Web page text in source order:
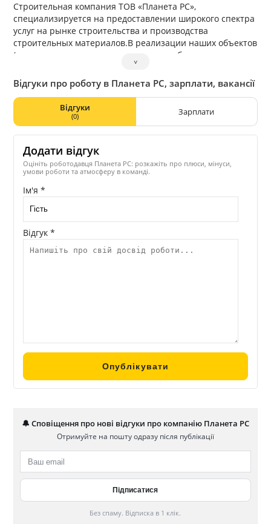
Строительная компания ТОВ «Планета РС»,
специализируется на предоставлении широкого спектра
услуг на рынке строительства и производства
строительных материалов.В реализации наших объектов
(промышленные полы, монолитные работы,
бескаркасные сооружения, тротуарная плитка, ж/б
изделия), мы применяем современные и надежные
технологии строительства.
˅
Відгуки про роботу в Планета РС, зарплати, вакансії
Відгуки
(0) Зарплати
Додати відгук
Оцініть роботодавця Планета РС: розкажіть про плюси, мінуси,
умови роботи та атмосферу в команді.
Ім'я *
Відгук *
🔔 Сповіщення про нові відгуки про компанію Планета РС
Отримуйте на пошту одразу після публікації
Без спаму. Відписка в 1 клік.